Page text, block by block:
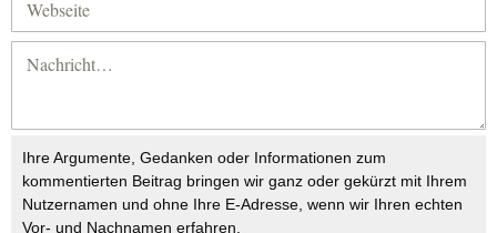
Ihre Argumente, Gedanken oder Informationen zum
kommentierten Beitrag bringen wir ganz oder gekürzt mit Ihrem
Nutzernamen und ohne Ihre E-Adresse, wenn wir Ihren echten
Vor- und Nachnamen erfahren.